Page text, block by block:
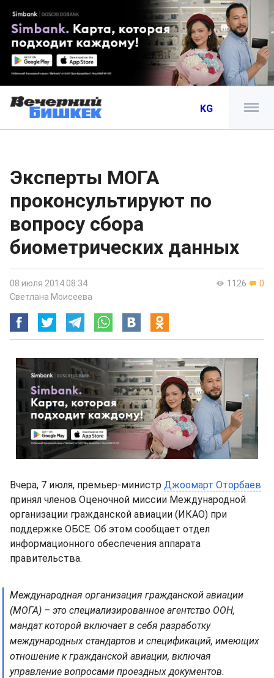
KG
Эксперты МОГА
проконсультируют по
вопросу сбора
биометрических данных
1126 0
08 июля 2014 08:34
Светлана Моисеева
Вчера, 7 июля, премьер-министр Джоомарт Оторбаев
принял членов Оценочной миссии Международной
организации гражданской авиации (ИКАО) при
поддержке ОБСЕ. Об этом сообщает отдел
информационного обеспечения аппарата
правительства.
Международная организация гражданской авиации
(МОГА) – это специализированное агентство ООН,
мандат которой включает в себя разработку
международных стандартов и спецификаций, имеющих
отношение к гражданской авиации, включая
управление вопросами проездных документов.